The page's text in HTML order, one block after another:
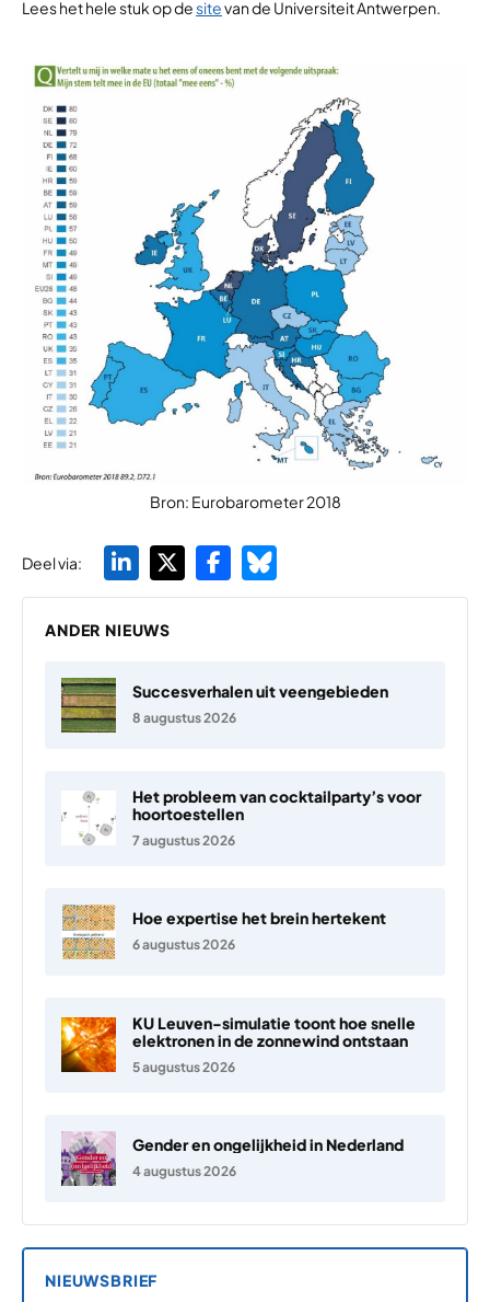
Lees het hele stuk op desitevan de Universiteit Antwerpen.
Bron: Eurobarometer 2018
Deel via:
ANDER NIEUWS
Succesverhalen uit veengebieden
8 augustus 2026
Het probleem van cocktailparty’s voor
hoortoestellen
7 augustus 2026
Hoe expertise het brein hertekent
6 augustus 2026
KU Leuven-simulatie toont hoe snelle
elektronen in de zonnewind ontstaan
5 augustus 2026
Gender en ongelijkheid in Nederland
4 augustus 2026
NIEUWSBRIEF